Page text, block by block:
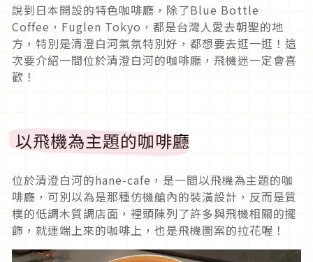
說到日本開設的特色咖啡廳，除了Blue Bottle
Coffee，Fuglen Tokyo，都是台灣人愛去朝聖的地
方，特別是清澄白河氣氛特別好，都想要去逛一逛！這
次要介紹一間位於清澄白河的咖啡廳，飛機迷一定會喜
歡！
以飛機為主題的咖啡廳
位於清澄白河的hane-cafe，是一間以飛機為主題的咖
啡廳，可別以為是那種仿機艙內的裝潢設計，反而是質
樸的低調木質調店面，裡頭陳列了許多與飛機相關的擺
飾，就連端上來的咖啡上，也是飛機圖案的拉花喔！